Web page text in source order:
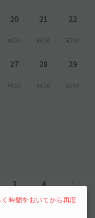
20
¥650
21
¥650
22
¥500
27
¥650
28
¥650
29
¥500
3
¥500
4
¥500
5
先行予約
時間をおいてから再度